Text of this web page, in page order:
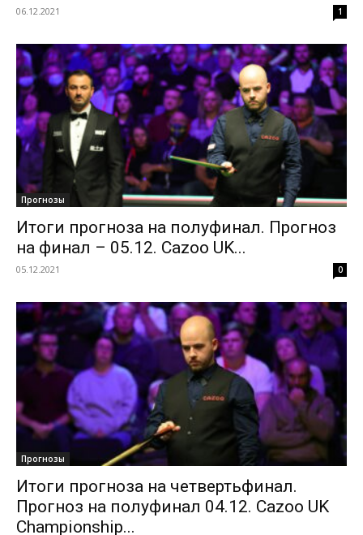
06.12.2021 1
Прогнозы
Итоги прогноза на полуфинал. Прогноз
на финал – 05.12. Cazoo UK...
05.12.2021 0
Прогнозы
Итоги прогноза на четвертьфинал.
Прогноз на полуфинал 04.12. Cazoo UK
Championship...